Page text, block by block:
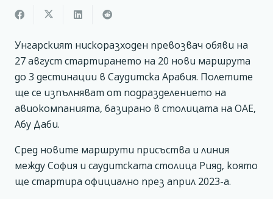
Унгарският нискоразходен превозвач обяви на
27 август стартирането на 20 нови маршрута
до 3 дестинации в Саудитска Арабия. Полетите
ще се изпълняват от подразделението на
авиокомпанията, базирано в столицата на ОАЕ,
Абу Даби.
Сред новите маршрути присъства и линия
между София и саудитската столица Рияд, която
ще стартира официално през април 2023-а.